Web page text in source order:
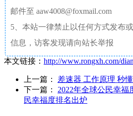
邮件至 aaw4008@foxmail.com
5、本站一律禁止以任何方式发布
信息，访客发现请向站长举报
本文链接： http://www.rongxh.com/
上一篇： 差速器 工作原理 秒
下一篇： 2022年全球公民幸福
民幸福度排名出炉